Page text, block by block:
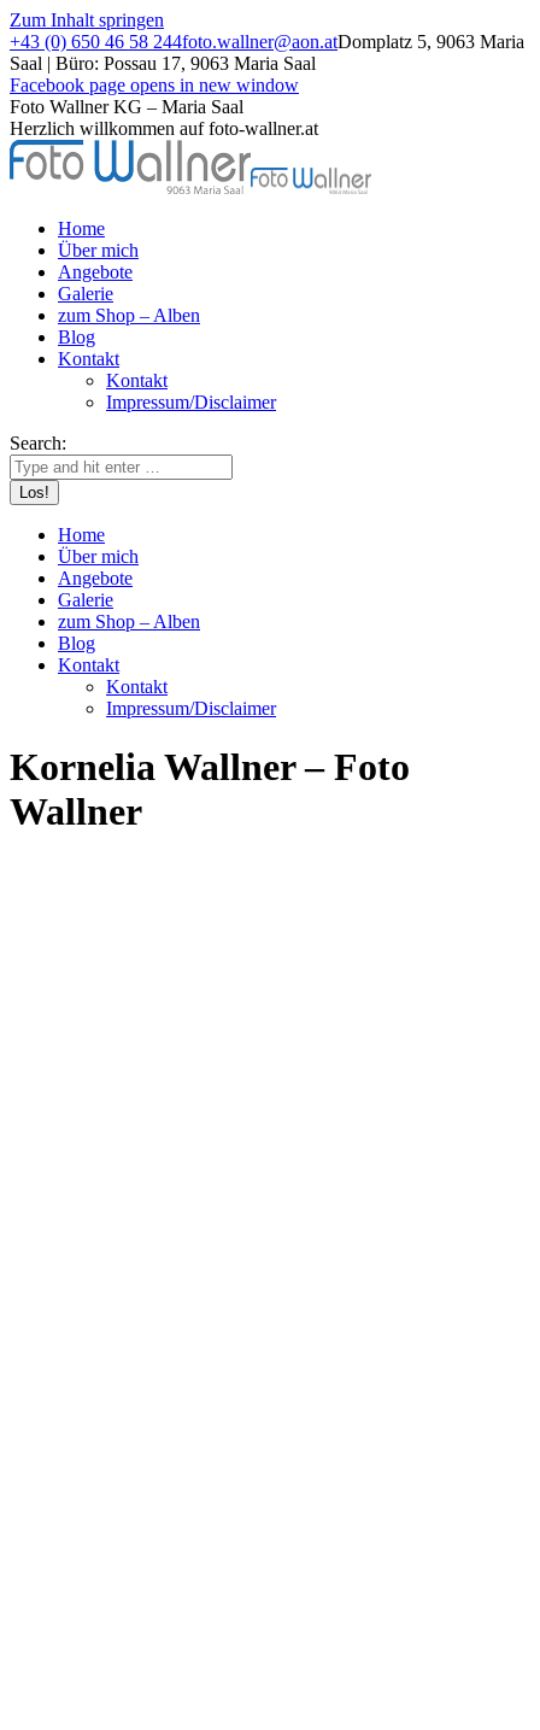
Zum Inhalt springen
+43 (0) 650 46 58 244foto.wallner@aon.atDomplatz 5, 9063 Maria
Saal | Büro: Possau 17, 9063 Maria Saal
Facebook page opens in new window
Foto Wallner KG – Maria Saal
Herzlich willkommen auf foto-wallner.at
Home
Über mich
Angebote
Galerie
zum Shop – Alben
Blog
Kontakt
Kontakt
Impressum/Disclaimer
Search:
Home
Über mich
Angebote
Galerie
zum Shop – Alben
Blog
Kontakt
Kontakt
Impressum/Disclaimer
Kornelia Wallner – Foto
Wallner